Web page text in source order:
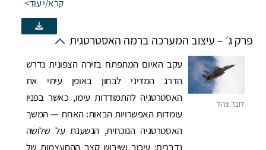
קרא/י עוד
פרק ג׳ – עיצוב המערכה ברמה האסטרטגית
עקב האיום המתפתח בזירה הצפונית נדרש
הדרג המדיני לבחון באופן עיתי את
האסטרטגיה להתמודדות עימו, כאשר בפניו
עומדות האפשרויות הבאות: האחת — המשך
האסטרטגיה הנוכחית, הנשענת על שלושה
נדבכים: עיכוב ושיבוש קצב ההתעצמות של